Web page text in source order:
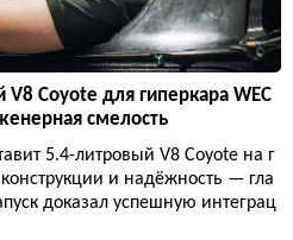
Coyote для гиперкара WEC
смелость
5.4-литровый V8 Coyote на г
и надёжность — гла
доказал успешную интеграц